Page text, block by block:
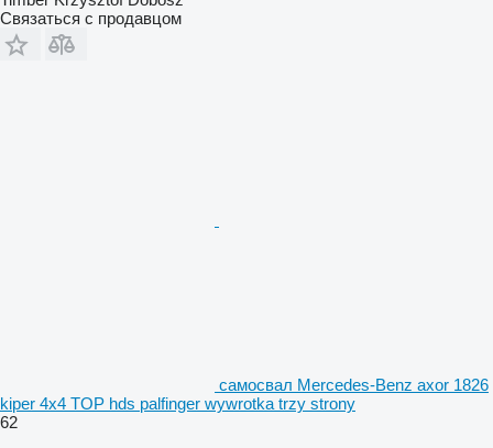
Связаться с продавцом
самосвал Mercedes-Benz axor 1826
kiper 4x4 TOP hds palfinger wywrotka trzy strony
62